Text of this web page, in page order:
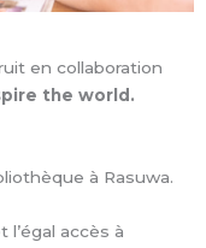
en collaboration
the world.
à Rasuwa.
l’égal accès à